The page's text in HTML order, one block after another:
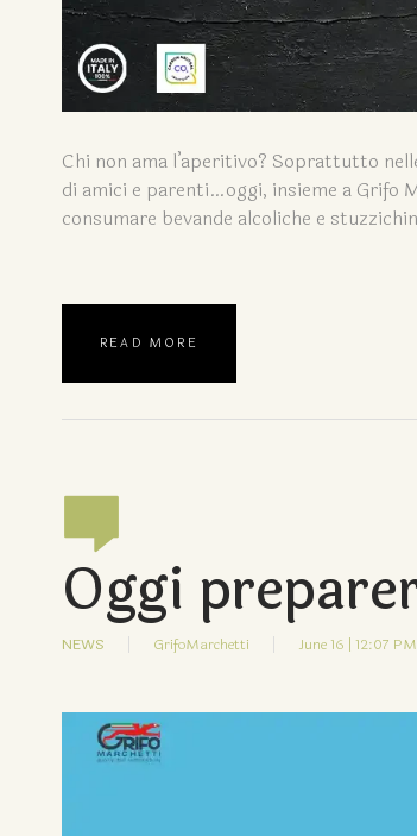
Chi non ama l’aperitivo? Soprattutto
di amici e parenti…oggi, insieme a Grifo
consumare bevande alcoliche e
READ MORE
Oggi
NEWS GrifoMarchetti June 16 | 12:07 PM